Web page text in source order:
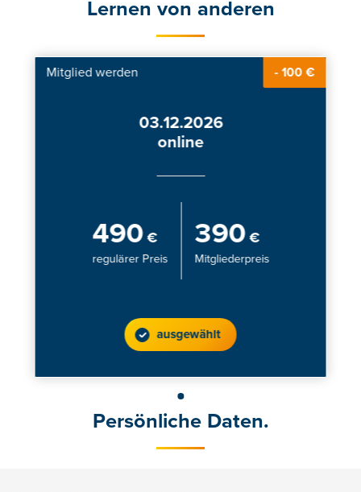
Lernen von anderen
Mitglied werden - 100 €
03.12.2026
online
490€
regulärer Preis
390€
Mitgliederpreis
ausgewählt
Persönliche Daten.